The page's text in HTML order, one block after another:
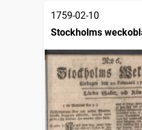
1759-02-10
Stockholms